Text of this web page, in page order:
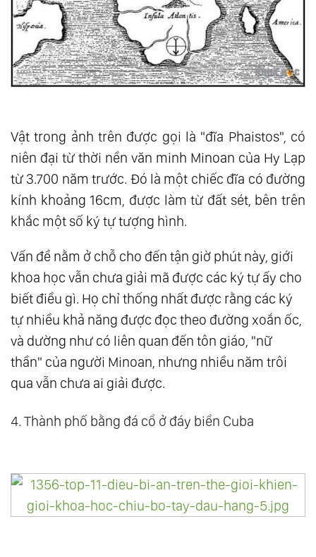
Vật trong ảnh trên được gọi là "đĩa Phaistos", có
niên đại từ thời nền văn minh Minoan của Hy Lạp
từ 3.700 năm trước. Đó là một chiếc đĩa có đường
kính khoảng 16cm, được làm từ đất sét, bên trên
khắc một số ký tự tượng hình.
Vấn đề nằm ở chỗ cho đến tận giờ phút này, giới
khoa học vẫn chưa giải mã được các ký tự ấy cho
biết điều gì. Họ chỉ thống nhất được rằng các ký
tự nhiều khả năng được đọc theo đường xoắn ốc,
và dường như có liên quan đến tôn giáo, "nữ
thần" của người Minoan, nhưng nhiều năm trôi
qua vẫn chưa ai giải được.
4. Thành phố bằng đá cổ ở đáy biển Cuba